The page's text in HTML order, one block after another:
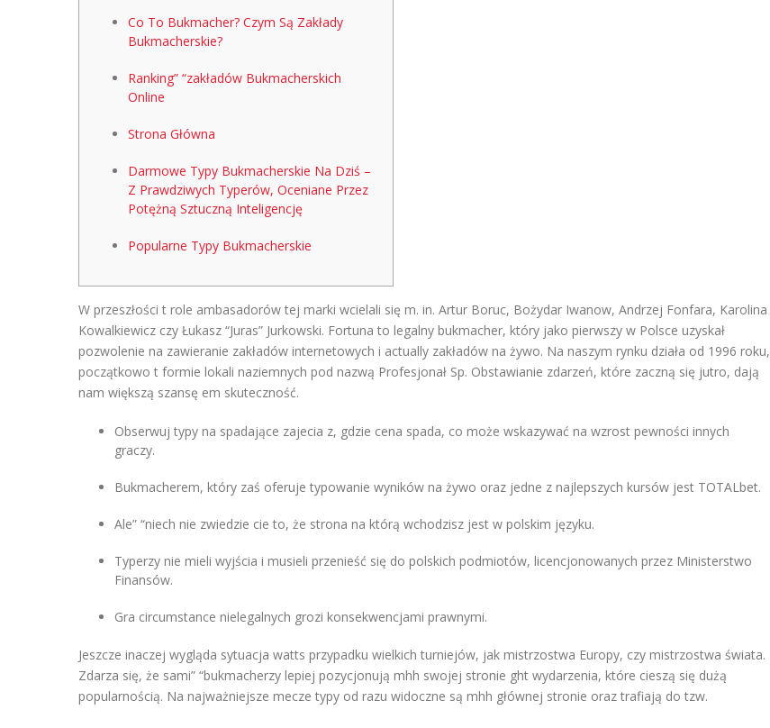
Co To Bukmacher? Czym Są Zakłady
Bukmacherskie?
Ranking” “zakładów Bukmacherskich
Online
Strona Główna
Darmowe Typy Bukmacherskie Na Dziś –
Z Prawdziwych Typerów, Oceniane Przez
Potężną Sztuczną Inteligencję
Popularne Typy Bukmacherskie
W przeszłości t role ambasadorów tej marki wcielali się m. in. Artur Boruc, Bożydar Iwanow, Andrzej Fonfara, Karolina
Kowalkiewicz czy Łukasz “Juras” Jurkowski. Fortuna to legalny bukmacher, który jako pierwszy w Polsce uzyskał
pozwolenie na zawieranie zakładów internetowych i actually zakładów na żywo. Na naszym rynku działa od 1996 roku,
początkowo t formie lokali naziemnych pod nazwą Profesjonał Sp. Obstawianie zdarzeń, które zaczną się jutro, dają
nam większą szansę em skuteczność.
Obserwuj typy na spadające zajecia z, gdzie cena spada, co może wskazywać na wzrost pewności innych
graczy.
Bukmacherem, który zaś oferuje typowanie wyników na żywo oraz jedne z najlepszych kursów jest TOTALbet.
Ale” “niech nie zwiedzie cie to, że strona na którą wchodzisz jest w polskim języku.
Typerzy nie mieli wyjścia i musieli przenieść się do polskich podmiotów, licencjonowanych przez Ministerstwo
Finansów.
Gra circumstance nielegalnych grozi konsekwencjami prawnymi.
Jeszcze inaczej wygląda sytuacja watts przypadku wielkich turniejów, jak mistrzostwa Europy, czy mistrzostwa świata.
Zdarza się, że sami” “bukmacherzy lepiej pozycjonują mhh swojej stronie ght wydarzenia, które cieszą się dużą
popularnością. Na najważniejsze mecze typy od razu widoczne są mhh głównej stronie oraz trafiają do tzw.